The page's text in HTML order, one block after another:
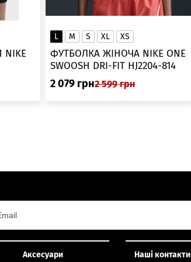
L M S XL XS
ФУТБОЛКА ЖІНОЧА NIKE ONE
SWOOSH DRI-FIT HJ2204-814
2 079 грн2 599 грн
Аксесуари Наші контакти